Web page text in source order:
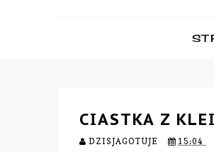
CIASTKA Z
DZISJAGOTUJE 15:04